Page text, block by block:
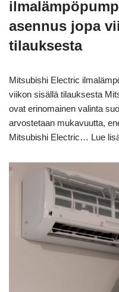
asennus jopa
tilauksesta
Mitsubishi Electric
viikon sisällä tilauksesta
ovat erinomainen valinta
arvostetaan mukavuutta,
Mitsubishi Electric… Lue